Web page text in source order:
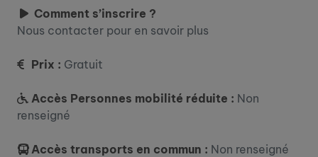
Comment s’inscrire ?
Nous contacter pour en savoir plus
Prix : Gratuit
Accès Personnes mobilité réduite : Non
renseigné
Accès transports en commun : Non renseigné